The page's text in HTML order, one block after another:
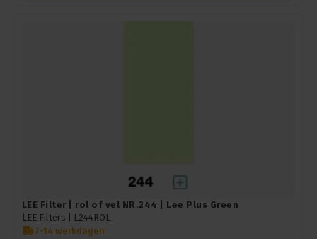
LEE Filter | rol of vel NR.244 | Lee Plus Green
LEE Filters |
L244ROL
7-14 werkdagen